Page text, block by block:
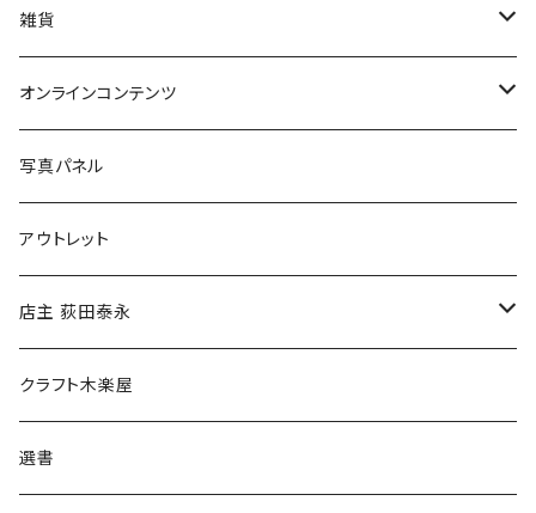
美術
POLEWARDS
Tシャツ
雑貨
バッグ
ブックカバー
マグカップ
傘
食料品
その他
オンラインコンテンツ
冒険クロストーク
写真パネル
アウトレット
店主 荻田泰永
書籍
ウェア
クラフト木楽屋
選書